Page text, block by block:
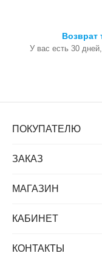
Возврат
У вас есть 30
ПОКУПАТЕЛЮ
ЗАКАЗ
МАГАЗИН
КАБИНЕТ
КОНТАКТЫ